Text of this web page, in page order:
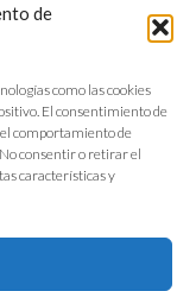
de
como las cookies
El consentimiento de
comportamiento de
consentir o retirar el
características y
de
a los